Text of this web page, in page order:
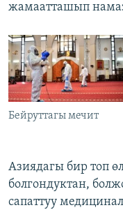
жамаатташып
Бейруттагы мечит
Азиядагы бир топ
болгондуктан,
сапаттуу